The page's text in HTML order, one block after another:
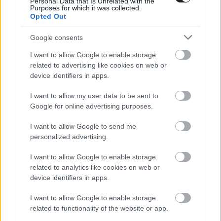
Purposes for which it was collected.
Opted Out
Google consents
I want to allow Google to enable storage
related to advertising like cookies on web or
device identifiers in apps.
I want to allow my user data to be sent to
Google for online advertising purposes.
I want to allow Google to send me
personalized advertising.
I want to allow Google to enable storage
related to analytics like cookies on web or
device identifiers in apps.
I want to allow Google to enable storage
related to functionality of the website or app.
szót, nézzétek meg magát az előzetest:
megérkezett a magyar feliratos előzetes, valamint
megtudtuk a magyar címet is:
Feliratos:
https://www.youtube.com/watch?v=lMQP5_jT0Lc
Eredeti:https://www.youtube.com/watch?
feature=player_embedded&v=QRfj1VCg16Y Egy kis
világért ismét a zseniális Emmanuel Lubezki felel (csak
úgy, mint tette a Birdmannél), aki a film felvételénél
kizárólag természetes fényt használt. Az előzetes
alapján nagyon jól áll a filmnek, bízzunk benne, hogy a
mindenhol máshol csak jövőre mutatják majd be a The
Revenant-ot.